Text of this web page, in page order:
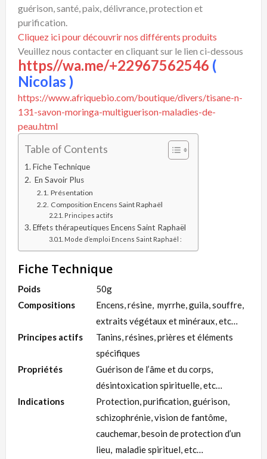
guérison, santé, paix, délivrance, protection et
purification.
Cliquez ici pour découvrir nos différents produits
Veuillez nous contacter en cliquant sur le lien ci-dessous
https//wa.me/+22967562546 (
Nicolas )
https://www.afriquebio.com/boutique/divers/tisane-n-
131-savon-moringa-multiguerison-maladies-de-
peau.html
Table of Contents
Fiche Technique
En Savoir Plus
Présentation
Composition Encens Saint Raphaël
Principes actifs
Effets thérapeutiques Encens Saint Raphaël
Mode d’emploi Encens Saint Raphaël :
Fiche Technique
Poids
50g
Compositions
Encens, résine, myrrhe, guila, souffre,
extraits végétaux et minéraux, etc…
Principes actifs
Tanins, résines, prières et éléments
spécifiques
Propriétés
Guérison de l’âme et du corps,
désintoxication spirituelle, etc…
Indications
Protection, purification, guérison,
schizophrénie, vision de fantôme,
cauchemar, besoin de protection d’un
lieu, maladie spirituel, etc…